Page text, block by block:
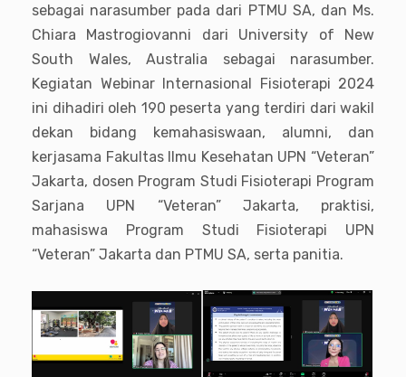
sebagai narasumber pada dari PTMU SA, dan Ms.
Chiara Mastrogiovanni dari University of New
South Wales, Australia sebagai narasumber.
Kegiatan Webinar Internasional Fisioterapi 2024
ini dihadiri oleh 190 peserta yang terdiri dari wakil
dekan bidang kemahasiswaan, alumni, dan
kerjasama Fakultas Ilmu Kesehatan UPN “Veteran”
Jakarta, dosen Program Studi Fisioterapi Program
Sarjana UPN “Veteran” Jakarta, praktisi,
mahasiswa Program Studi Fisioterapi UPN
“Veteran” Jakarta dan PTMU SA, serta panitia.